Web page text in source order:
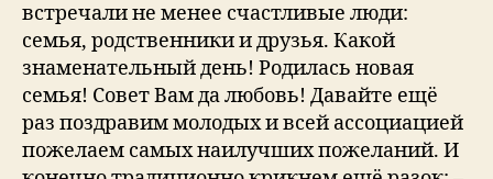
встречали не менее счастливые люди:
семья, родственники и друзья. Какой
знаменательный день! Родилась новая
семья! Совет Вам да любовь! Давайте ещё
раз поздравим молодых и всей ассоциацией
пожелаем самых наилучших пожеланий. И